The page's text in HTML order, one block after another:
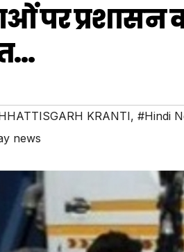
पर प्रशासन
KRANTI, #Hindi
news